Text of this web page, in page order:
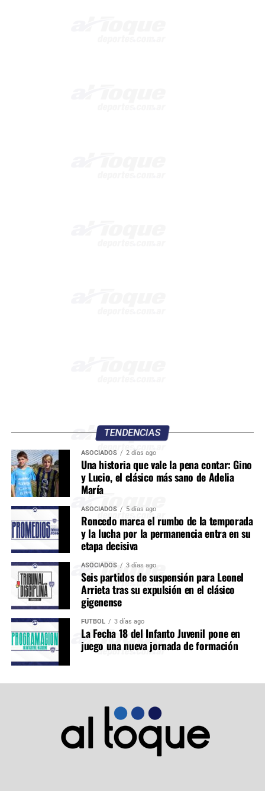
TENDENCIAS
ASOCIADOS 2 días ago
Una historia que vale la pena contar: Gino
y Lucio, el clásico más sano de Adelia
María
ASOCIADOS 5 días ago
Roncedo marca el rumbo de la temporada
y la lucha por la permanencia entra en su
etapa decisiva
ASOCIADOS 3 días ago
Seis partidos de suspensión para Leonel
Arrieta tras su expulsión en el clásico
gigenense
FÚTBOL 3 días ago
La Fecha 18 del Infanto Juvenil pone en
juego una nueva jornada de formación